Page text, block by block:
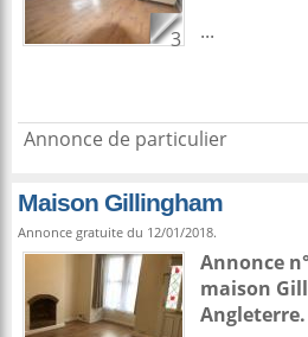
3
...
Annonce de particulier
Maison Gillingham
Annonce gratuite du 12/01/2018.
Annonce
maison
Angleterre.